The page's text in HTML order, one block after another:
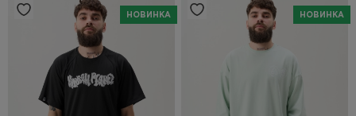
НОВИНКА НОВИНКА